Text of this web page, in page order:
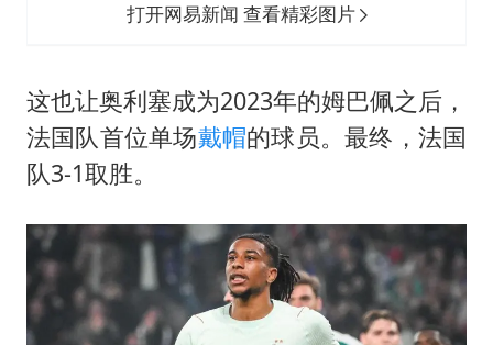
打开网易新闻 查看精彩图片
这也让奥利塞成为2023年的姆巴佩之后，
法国队首位单场戴帽的球员。最终，法国
队3-1取胜。